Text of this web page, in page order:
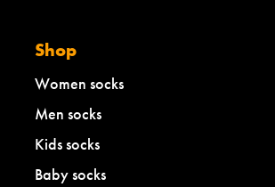
Shop
Women socks
Men socks
Kids socks
Baby socks